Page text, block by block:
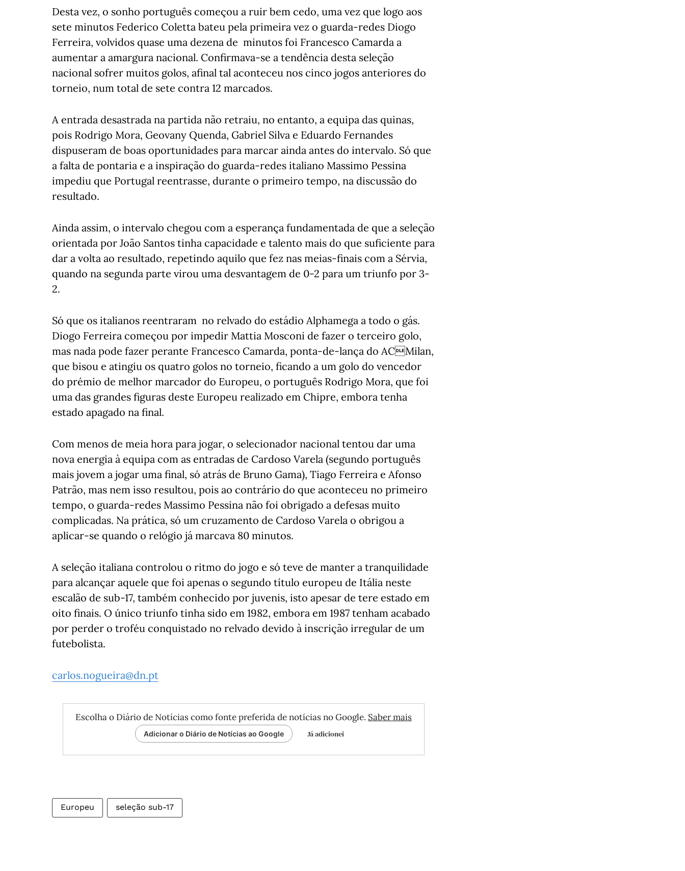
Desta vez, o sonho português começou a ruir bem cedo, uma vez que logo aos
sete minutos Federico Coletta bateu pela primeira vez o guarda-redes Diogo
Ferreira, volvidos quase uma dezena de minutos foi Francesco Camarda a
aumentar a amargura nacional. Confirmava-se a tendência desta seleção
nacional sofrer muitos golos, afinal tal aconteceu nos cinco jogos anteriores do
torneio, num total de sete contra 12 marcados.
A entrada desastrada na partida não retraiu, no entanto, a equipa das quinas,
pois Rodrigo Mora, Geovany Quenda, Gabriel Silva e Eduardo Fernandes
dispuseram de boas oportunidades para marcar ainda antes do intervalo. Só que
a falta de pontaria e a inspiração do guarda-redes italiano Massimo Pessina
impediu que Portugal reentrasse, durante o primeiro tempo, na discussão do
resultado.
Ainda assim, o intervalo chegou com a esperança fundamentada de que a seleção
orientada por João Santos tinha capacidade e talento mais do que suficiente para
dar a volta ao resultado, repetindo aquilo que fez nas meias-finais com a Sérvia,
quando na segunda parte virou uma desvantagem de 0-2 para um triunfo por 3-
2.
Só que os italianos reentraram no relvado do estádio Alphamega a todo o gás.
Diogo Ferreira começou por impedir Mattia Mosconi de fazer o terceiro golo,
mas nada pode fazer perante Francesco Camarda, ponta-de-lança do ACMilan,
que bisou e atingiu os quatro golos no torneio, ficando a um golo do vencedor
do prémio de melhor marcador do Europeu, o português Rodrigo Mora, que foi
uma das grandes figuras deste Europeu realizado em Chipre, embora tenha
estado apagado na final.
Com menos de meia hora para jogar, o selecionador nacional tentou dar uma
nova energia à equipa com as entradas de Cardoso Varela (segundo português
mais jovem a jogar uma final, só atrás de Bruno Gama), Tiago Ferreira e Afonso
Patrão, mas nem isso resultou, pois ao contrário do que aconteceu no primeiro
tempo, o guarda-redes Massimo Pessina não foi obrigado a defesas muito
complicadas. Na prática, só um cruzamento de Cardoso Varela o obrigou a
aplicar-se quando o relógio já marcava 80 minutos.
A seleção italiana controlou o ritmo do jogo e só teve de manter a tranquilidade
para alcançar aquele que foi apenas o segundo título europeu de Itália neste
escalão de sub-17, também conhecido por juvenis, isto apesar de tere estado em
oito finais. O único triunfo tinha sido em 1982, embora em 1987 tenham acabado
por perder o troféu conquistado no relvado devido à inscrição irregular de um
futebolista.
carlos.nogueira@dn.pt
Escolha o Diário de Notícias como fonte preferida de notícias no Google. Saber mais
Adicionar o Diário de Notícias ao Google Já adicionei
Europeu seleção sub-17